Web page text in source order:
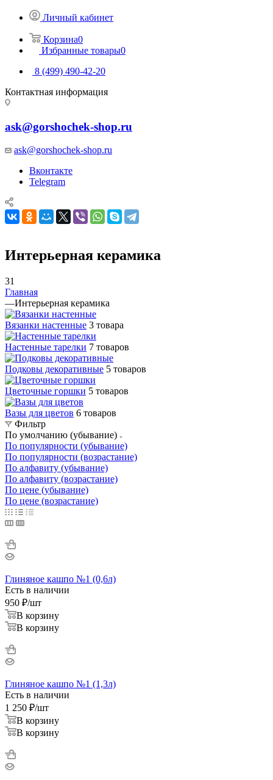
Личный кабинет
Корзина0
Избранные товары0
8 (499) 490-42-20
Контактная информация
ask@gorshochek-shop.ru
ask@gorshochek-shop.ru
Вконтакте
Telegram
Интерьерная керамика
31
Главная
—Интерьерная керамика
Вязанки настенные 3 товара
Настенные тарелки 7 товаров
Подковы декоративные 5 товаров
Цветочные горшки 5 товаров
Вазы для цветов 6 товаров
Фильтр
По умолчанию (убывание)
По популярности (убывание)
По популярности (возрастание)
По алфавиту (убывание)
По алфавиту (возрастание)
По цене (убывание)
По цене (возрастание)
Глиняное кашпо №1 (0,6л)
Есть в наличии
950 ₽/шт
В корзину
В корзину
Глиняное кашпо №1 (1,3л)
Есть в наличии
1 250 ₽/шт
В корзину
В корзину